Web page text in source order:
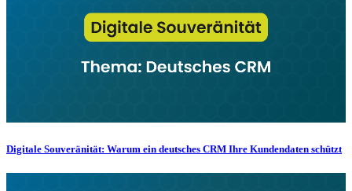
Digitale Souveränität: Warum ein deutsches CRM Ihre Kundendaten schützt